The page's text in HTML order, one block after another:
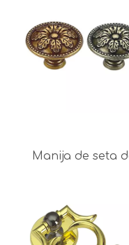
de la aleación del
Manija de seta
27mm, 32mm y